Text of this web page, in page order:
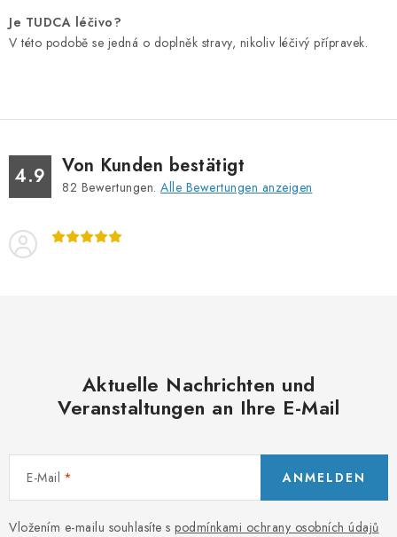
Je TUDCA léčivo?
V této podobě se jedná o doplněk stravy, nikoliv léčivý přípravek.
4.9 Von Kunden bestätigt
82 Bewertungen. Alle Bewertungen anzeigen
Aktuelle Nachrichten und
Veranstaltungen an Ihre E-Mail
E-Mail
Vložením e-mailu souhlasíte s podmínkami ochrany osobních údajů
ANMELDEN